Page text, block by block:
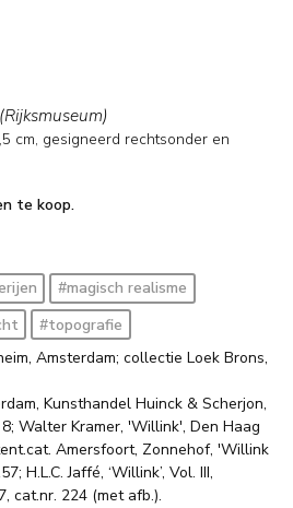
cm, gesigneerd rechtsonder en
te koop.
#magisch realisme
#topografie
Amsterdam; collectie Loek Brons,
Kunsthandel Huinck & Scherjon,
Walter Kramer, 'Willink', Den Haag
Amersfoort, Zonnehof, 'Willink
H.L.C. Jaffé, ‘Willink’, Vol. III,
cat.nr. 224 (met afb.).